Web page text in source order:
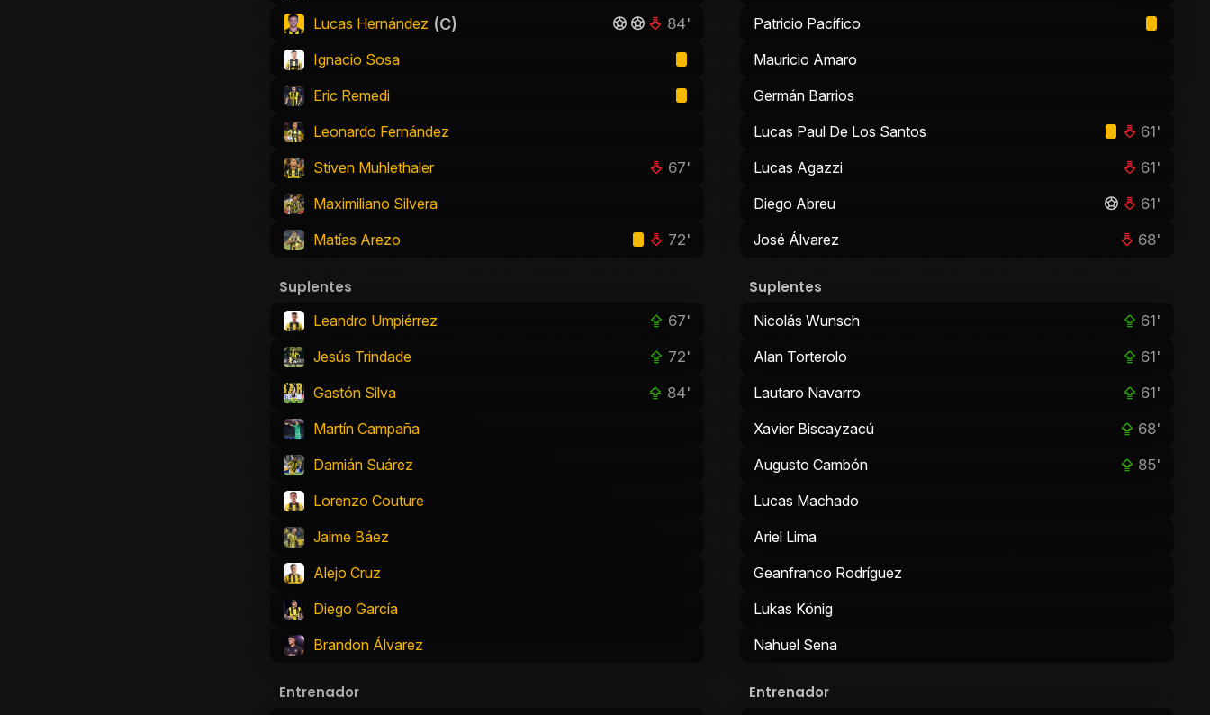
Lucas Hernández (C) 84'
Ignacio Sosa
Eric Remedi
Leonardo Fernández
Stiven Muhlethaler
67'
Maximiliano Silvera
Matías Arezo
72'
Suplentes
Leandro Umpiérrez 67'
Jesús Trindade 72'
Gastón Silva 84'
Martín Campaña
Damián Suárez
Lorenzo Couture
Jaime Báez
Alejo Cruz
Diego García
Brandon Álvarez
Entrenador
Patricio Pacífico
Mauricio Amaro
Germán Barrios
Lucas Paul De Los Santos
61'
Lucas Agazzi 61'
Diego Abreu 61'
José Álvarez 68'
Suplentes
Nicolás Wunsch 61'
Alan Torterolo 61'
Lautaro Navarro 61'
Xavier Biscayzacú 68'
Augusto Cambón 85'
Lucas Machado
Ariel Lima
Geanfranco Rodríguez
Lukas König
Nahuel Sena
Entrenador